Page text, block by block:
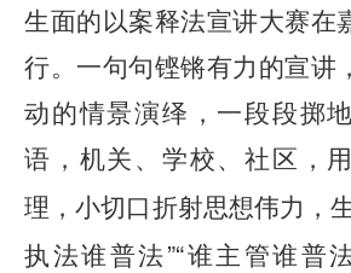
生面的以案释法宣讲大赛在
行。一句句铿锵有力的宣讲
动的情景演绎，一段段掷
语，机关、学校、社区，
理，小切口折射思想伟力，
执法谁普法”“谁主管谁普